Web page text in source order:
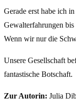
Gerade erst habe ich
Gewalterfahrungen
Wenn wir nur die
Unsere Gesellschaft
fantastische Botschaft.
Zur Autorin: Julia